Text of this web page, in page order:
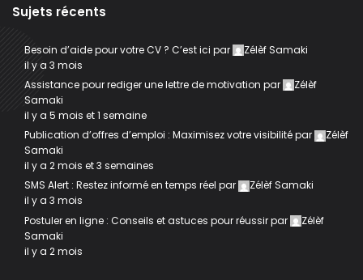
Sujets récents
Besoin d’aide pour votre CV ? C’est ici par
Zélèf Samaki
il y a 3 mois
Assistance pour rediger une lettre de motivation par
Zélèf
Samaki
il y a 5 mois et 1 semaine
Publication d’offres d’emploi : Maximisez votre visibilitépar
Zélèf
Samaki
il y a 2 mois et 3 semaines
SMS Alert : Restez informé en temps réel par
Zélèf Samaki
il y a 3 mois
Postuler en ligne : Conseils et astuces pour réussirpar
Zélèf
Samaki
il y a 2 mois